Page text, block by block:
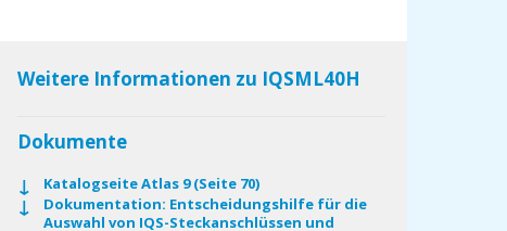
Weitere Informationen zu IQSML40H
Dokumente
Katalogseite Atlas 9 (Seite 70)
Dokumentation: Entscheidungshilfe für die
Auswahl von IQS-Steckanschlüssen und